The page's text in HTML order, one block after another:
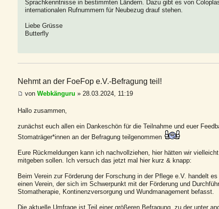
Sprachkenntnisse in bestimmten Ländern. Dazu gibt es von
internationalen Rufnummern für Neubezug drauf stehen.
Liebe Grüsse
Butterfly
Nehmt an der FoeFop e.V.-Befragung teil!
von Webkänguru » 28.03.2024, 11:19
Hallo zusammen,
zunächst euch allen ein Dankeschön für die Teilnahme und euer
Stomaträger*innen an der Befragung teilgenommen
Eure Rückmeldungen kann ich nachvollziehen, hier hätten wir
mitgeben sollen. Ich versuch das jetzt mal hier kurz & knapp:
Beim Verein zur Förderung der Forschung in der Pflege e.V. handelt
einen Verein, der sich im Schwerpunkt mit der Förderung und
Stomatherapie, Kontinenzversorgung und Wundmanagement befasst.
Die aktuelle Umfrage ist Teil einer größeren Befragung, zu der unter